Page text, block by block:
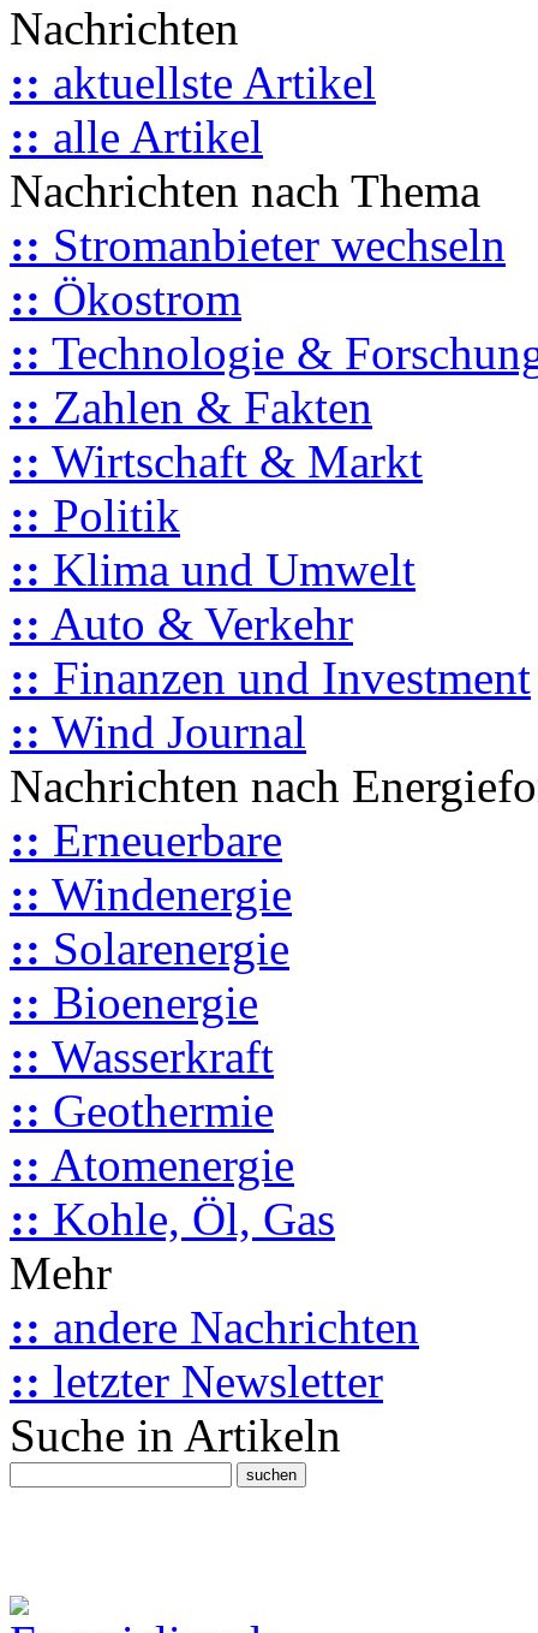
Nachrichten
:: aktuellste Artikel
:: alle Artikel
Nachrichten nach Thema
:: Stromanbieter wechseln
:: Ökostrom
:: Technologie &
:: Zahlen & Fakten
:: Wirtschaft & Markt
:: Politik
:: Klima und Umwelt
:: Auto & Verkehr
:: Finanzen und Investment
:: Wind Journal
Nachrichten nach
:: Erneuerbare
:: Windenergie
:: Solarenergie
:: Bioenergie
:: Wasserkraft
:: Geothermie
:: Atomenergie
:: Kohle, Öl, Gas
Mehr
:: andere Nachrichten
:: letzter Newsletter
Suche in Artikeln